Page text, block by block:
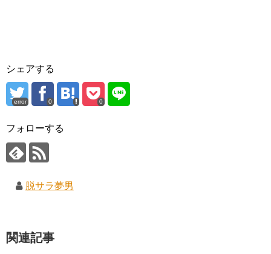
シェアする
error 0 0
フォローする
脱サラ夢男
関連記事